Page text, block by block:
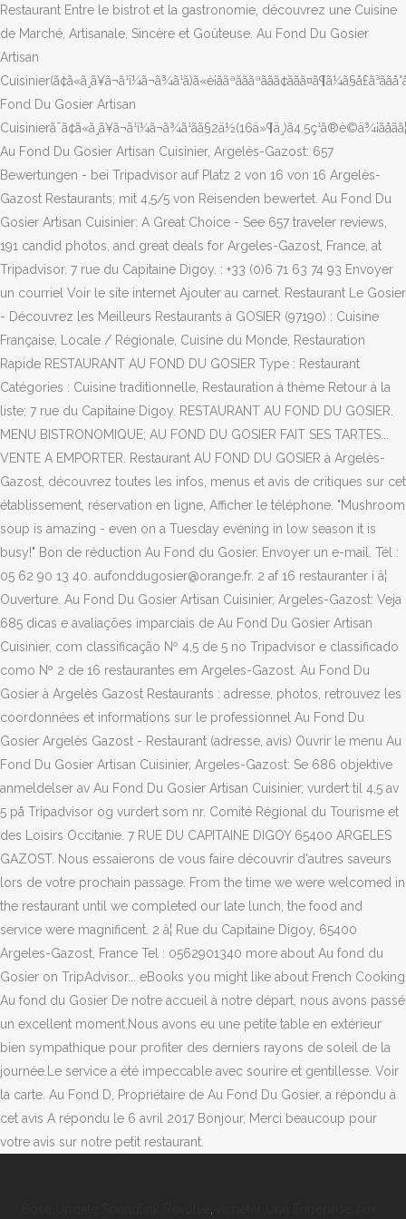
Restaurant Entre le bistrot et la gastronomie, découvrez une Cuisine
de Marché, Artisanale, Sincère et Goûteuse. Au Fond Du Gosier
Artisan
Fond Du Gosier Artisan
Au Fond Du Gosier Artisan Cuisinier, Argelès-Gazost: 657
Bewertungen - bei Tripadvisor auf Platz 2 von 16 von 16 Argelès-
Gazost Restaurants; mit 4,5/5 von Reisenden bewertet. Au Fond Du
Gosier Artisan Cuisinier: A Great Choice - See 657 traveler reviews,
191 candid photos, and great deals for Argeles-Gazost, France, at
Tripadvisor. 7 rue du Capitaine Digoy. : +33 (0)6 71 63 74 93 Envoyer
un courriel Voir le site internet Ajouter au carnet. Restaurant Le Gosier
- Découvrez les Meilleurs Restaurants à GOSIER (97190) : Cuisine
Française, Locale / Régionale, Cuisine du Monde, Restauration
Rapide RESTAURANT AU FOND DU GOSIER Type : Restaurant
Catégories : Cuisine traditionnelle, Restauration à thème Retour à la
liste; 7 rue du Capitaine Digoy. RESTAURANT AU FOND DU GOSIER.
MENU BISTRONOMIQUE; AU FOND DU GOSIER FAIT SES TARTES...
VENTE A EMPORTER. Restaurant AU FOND DU GOSIER à Argelès-
Gazost, découvrez toutes les infos, menus et avis de critiques sur cet
établissement, réservation en ligne, Afficher le téléphone. "Mushroom
soup is amazing - even on a Tuesday evening in low season it is
busy!" Bon de réduction Au Fond du Gosier. Envoyer un e-mail. Tél :
05 62 90 13 40. aufonddugosier@orange.fr. 2 af 16 restauranter i â¦
Ouverture. Au Fond Du Gosier Artisan Cuisinier, Argeles-Gazost: Veja
685 dicas e avaliações imparciais de Au Fond Du Gosier Artisan
Cuisinier, com classificação Nº 4,5 de 5 no Tripadvisor e classificado
como Nº 2 de 16 restaurantes em Argeles-Gazost. Au Fond Du
Gosier à Argelès Gazost Restaurants : adresse, photos, retrouvez les
coordonnées et informations sur le professionnel Au Fond Du
Gosier Argelès Gazost - Restaurant (adresse, avis) Ouvrir le menu Au
Fond Du Gosier Artisan Cuisinier, Argeles-Gazost: Se 686 objektive
anmeldelser av Au Fond Du Gosier Artisan Cuisinier, vurdert til 4,5 av
5 på Tripadvisor og vurdert som nr. Comité Régional du Tourisme et
des Loisirs Occitanie. 7 RUE DU CAPITAINE DIGOY 65400 ARGELES
GAZOST. Nous essaierons de vous faire découvrir d'autres saveurs
lors de votre prochain passage. From the time we were welcomed in
the restaurant until we completed our late lunch, the food and
service were magnificent. 2 â¦ Rue du Capitaine Digoy, 65400
Argeles-Gazost, France Tel : 0562901340 more about Au fond du
Gosier on TripAdvisor... eBooks you might like about French Cooking
Au fond du Gosier De notre accueil à notre départ, nous avons passé
un excellent moment.Nous avons eu une petite table en extérieur
bien sympathique pour profiter des derniers rayons de soleil de la
journée.Le service a été impeccable avec sourire et gentillesse. Voir
la carte. Au Fond D, Propriétaire de Au Fond Du Gosier, a répondu à
cet avis A répondu le 6 avril 2017 Bonjour, Merci beaucoup pour
votre avis sur notre petit restaurant.